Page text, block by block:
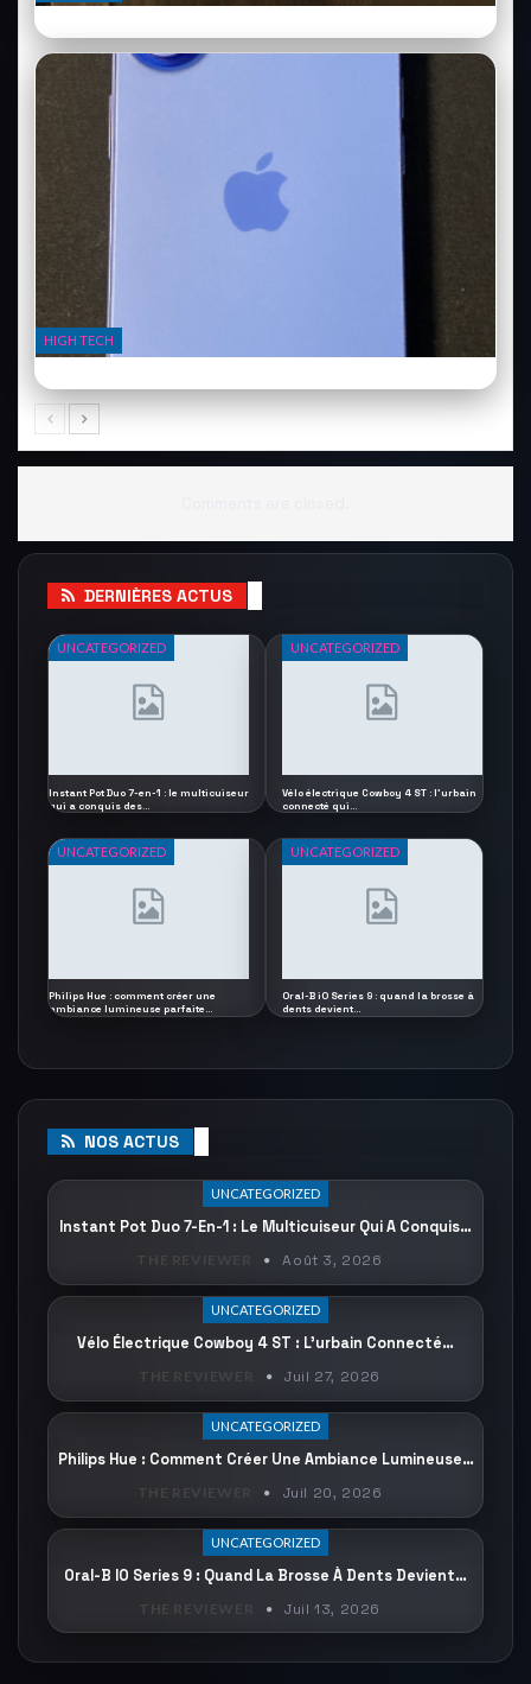
HIGH TECH
DERNIÈRES ACTUS
UNCATEGORIZED
Instant Pot Duo 7-en-1 : le multicuiseur
qui a conquis des…
UNCATEGORIZED
Vélo électrique Cowboy 4 ST : l’urbain
connecté qui…
UNCATEGORIZED
Philips Hue : comment créer une
ambiance lumineuse parfaite…
UNCATEGORIZED
Oral-B iO Series 9 : quand la brosse à
dents devient…
NOS ACTUS
UNCATEGORIZED
Instant Pot Duo 7-En-1 : Le Multicuiseur Qui A Conquis…
Août 3, 2026
UNCATEGORIZED
Vélo Électrique Cowboy 4 ST : L’urbain Connecté…
THE REVIEWER Juil 27, 2026
UNCATEGORIZED
Philips Hue : Comment Créer Une Ambiance Lumineuse…
THE REVIEWER Juil 20, 2026
UNCATEGORIZED
Oral-B IO Series 9 : Quand La Brosse À Dents Devient…
Juil 13, 2026